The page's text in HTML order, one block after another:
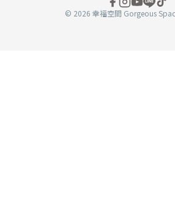
© 2026 幸福空間 Gorgeous